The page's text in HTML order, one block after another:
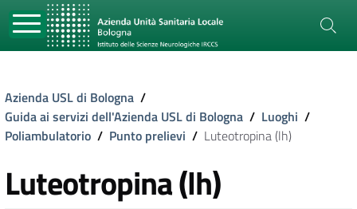
Azienda USL di Bologna /
Guida ai servizi dell'Azienda USL di Bologna / Luoghi /
Poliambulatorio / Punto prelievi / Luteotropina (lh)
Luteotropina (lh)